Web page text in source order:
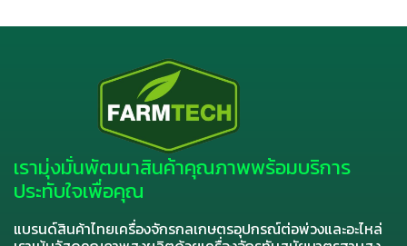
เรามุ่งมั่นพัฒนาสินค้าคุณภาพพร้อมบริการ
ประทับใจเพื่อคุณ
แบรนด์สินค้าไทยเครื่องจักรกลเกษตรอุปกรณ์ต่อพ่วงและอะไหล่